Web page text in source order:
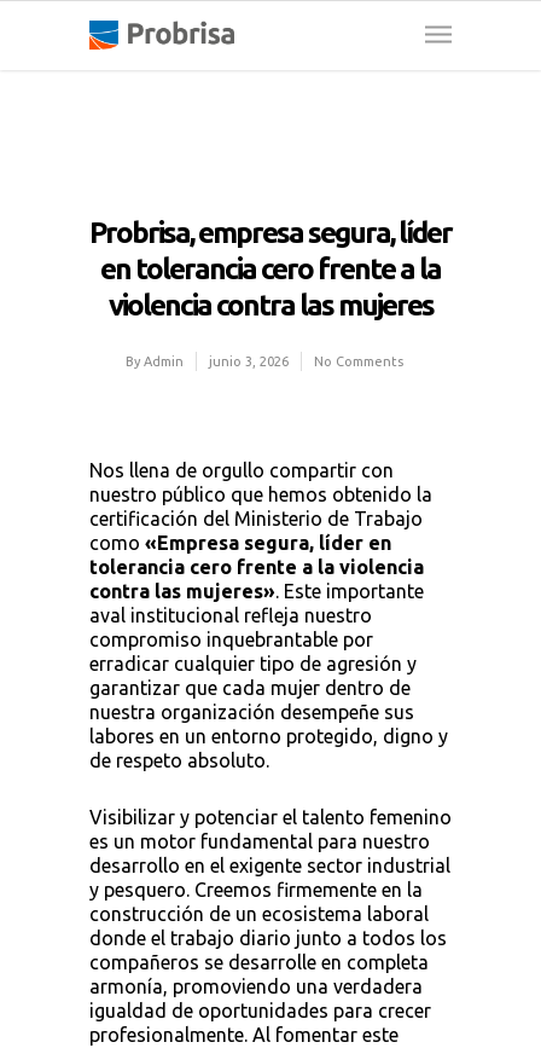
Probrisa, empresa segura, líder
en tolerancia cero frente a la
violencia contra las mujeres
By Admin junio 3, 2026 No Comments
Nos llena de orgullo compartir con
nuestro público que hemos obtenido la
certificación del Ministerio de Trabajo
como «Empresa segura, líder en
tolerancia cero frente a la violencia
contra las mujeres». Este importante
aval institucional refleja nuestro
compromiso inquebrantable por
erradicar cualquier tipo de agresión y
garantizar que cada mujer dentro de
nuestra organización desempeñe sus
labores en un entorno protegido, digno y
de respeto absoluto.
Visibilizar y potenciar el talento femenino
es un motor fundamental para nuestro
desarrollo en el exigente sector industrial
y pesquero. Creemos firmemente en la
construcción de un ecosistema laboral
donde el trabajo diario junto a todos los
compañeros se desarrolle en completa
armonía, promoviendo una verdadera
igualdad de oportunidades para crecer
profesionalmente. Al fomentar este